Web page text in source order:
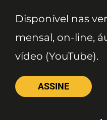
Disponível nas
mensal, on-line,
vídeo (YouTube).
ASSINE
Nossas